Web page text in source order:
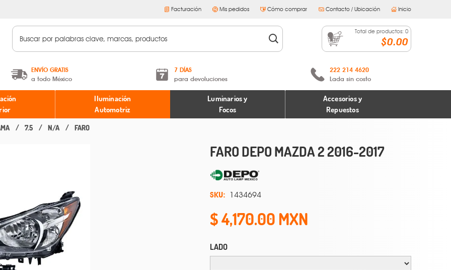
Facturación Mis pedidos Cómo comprar Contacto / Ubicación Inicio
Total de productos: 0
$0.00
ENVÍO GRATIS
a todo México
A partir de $599 MXN.
* Aplican restricciones
7 DÍAS
para devoluciones
Términos y condiciones
Políticas de devoluciones
222 214 4620
Lada sin costo
Iluminación
Automotriz
Luminarios y
Focos
Accesorios y
Repuestos
7.5 N/A FARO
FARO DEPO MAZDA 2 2016-2017
SKU: 1434694
4,170.00
LADO